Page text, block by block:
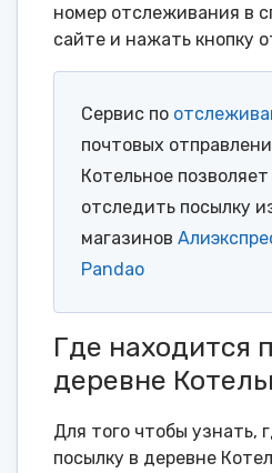
номер отслеживания в
сайте и нажать кнопку
Сервис по
почтовых
Котельное
отследить посылку
магазинов
Pandao
Где находится
деревне
Для того чтобы узнать,
посылку в деревне